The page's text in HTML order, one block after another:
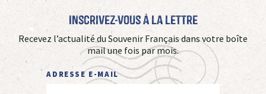
Inscrivez-vous à La Lettre
Recevez l’actualité du Souvenir Français dans votre boîte
mail une fois par mois.
ADRESSE E-MAIL